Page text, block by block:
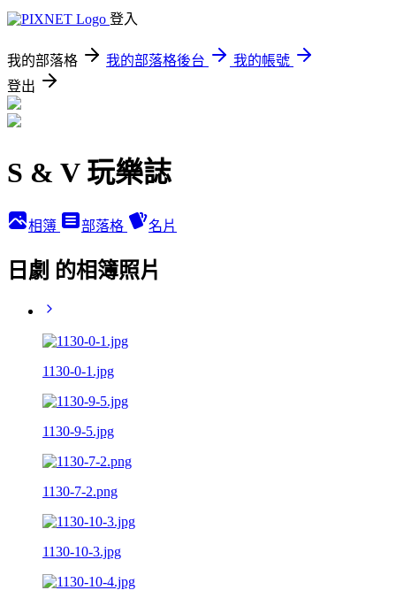
登入
我的部落格 我的部落格後台
我的帳號
登出
S & V 玩樂誌
相簿 部落格 名片
日劇 的相簿照片
1130-0-1.jpg
1130-9-5.jpg
1130-7-2.png
1130-10-3.jpg